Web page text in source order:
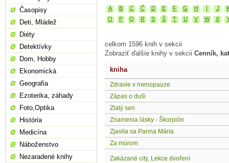
A B C Č D E F G H J
O
P Q R S Š T U V W X
celkom 1596 knih v sekcii
Zobraziť ďalšie knihy v sekcii Cenník,
kniha
Zdravie v menopauze
Zápas o duši
Zlatý sen
Znamenia lásky - Škorpión
Zjavila sa Panna Mária
Za múrom
Zakázané city, Lekce dvoření
Časopisy
Deti, Mládež
Diéty
Detektívky
Dom, Hobby
Ekonomická
Geografia
Ezoterika, záhady
Foto,Optika
História
Medicína
Náboženstvo
Nezaradené knihy